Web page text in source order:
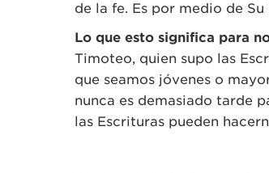
de la fe. Es por medio de
Lo que esto significa para
Timoteo, quien supo las
que seamos jóvenes o
nunca es demasiado tarde
las Escrituras pueden